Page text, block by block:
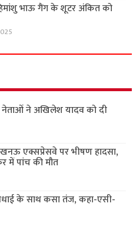
भाऊ गैंग के शूटर अंकित को
नेताओं ने अखिलेश यादव को दी
एक्सप्रेसवे पर भीषण हादसा,
में पांच की मौत
के साथ कसा तंज, कहा-एसी-